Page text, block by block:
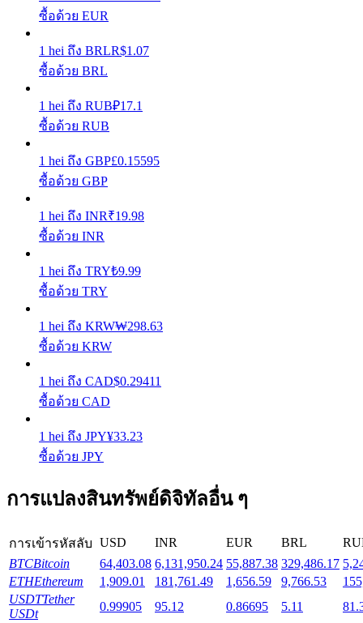
ผลตอบแทนสูงและเข้าถึงได้ทันที
Launchpool
การเซ้งแบบยืดหยุ่นเพื่อรับโทเคนยอดนิยม
การล็อค BTR
ซื้อด้วย EUR
1 hei ถึง BRLR$1.07
ซื้อด้วย BRL
1 hei ถึง RUB₽17.1
ซื้อด้วย RUB
1 hei ถึง GBP£0.15595
ซื้อด้วย GBP
1 hei ถึง INR₹19.98
ซื้อด้วย INR
1 hei ถึง TRY₺9.99
ซื้อด้วย TRY
1 hei ถึง KRW₩298.63
ซื้อด้วย KRW
1 hei ถึง CAD$0.29411
ซื้อด้วย CAD
1 hei ถึง JPY¥33.23
ซื้อด้วย JPY
การแปลงสินทรัพย์ดิจิทัลอื่น ๆ
การเข้ารหัสลับ USD INR EUR BRL
BTCBitcoin 64,403.08 6,131,950.24 55,887.38 329,486.17
ETHEthereum 1,909.01 181,761.49 1,656.59 9,766.53
USDTTether
USDt
0.99905 95.12 0.86695 5.11